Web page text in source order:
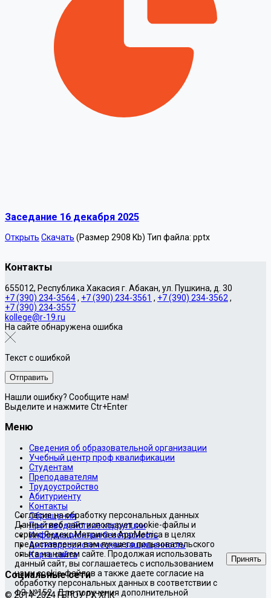
Заседание 16 декабря 2025
Открыть Скачать (Размер 2908 Kb) Тип файла: pptx
Контакты
655012, Республика Хакасия г. Абакан, ул. Пушкина, д. 30
+7 (390) 234-3564, +7 (390) 234-3561 , +7 (390) 234-3562 ,
+7 (390) 234-3557
kollege@r-19.ru
На сайте обнаружена ошибка
Текст с ошибкой
Нашли ошибку? Сообщите нам!
Выделите и нажмите Ctr+Enter
Меню
Сведения об образовательной организации
Учебный центр проф квалификации
Студентам
Преподавателям
Трудоустройство
Абитуриенту
Контакты
Обращения
Противодействие коррупции
Информационная безопасность
Антитеррористическая защищенность
Карта сайта
Социальные сети
© 2014-2024 ГБПОУ РХ ХПК
Согласие на обработку персональных данных
Данный веб-сайт использует cookie-файлы и
сервис Яндекс.Метрика и AppMetrica в целях
предоставления вам лучшего пользовательского
опыта на нашем сайте. Продолжая использовать
данный сайт, вы соглашаетесь с использованием
нами cookie-файлов а также даете согласие на
обработку персональных данных в соответствии с
ФЗ-№152 . Для получения дополнительной
Принять